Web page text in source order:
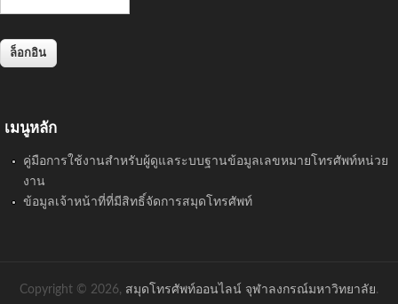
เมนูหลัก
คู่มือการใช้งานสำหรับผู้ดูแลระบบฐานข้อมูลเลขหมายโทรศัพท์หน่วย
งาน
ข้อมูลเจ้าหน้าที่ที่มีสิทธิ์จัดการสมุดโทรศัพท์
Copyright © 2026, สมุดโทรศัพท์ออนไลน์ จุฬาลงกรณ์มหาวิทยาลัย.